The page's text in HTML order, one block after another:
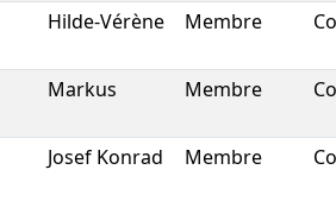
Hilde-Vérène Membre
Markus Membre
Josef Konrad Membre